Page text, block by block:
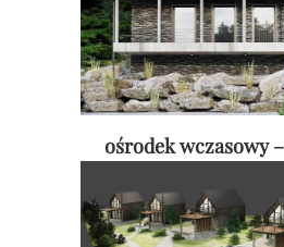
ośrodek wczasowy